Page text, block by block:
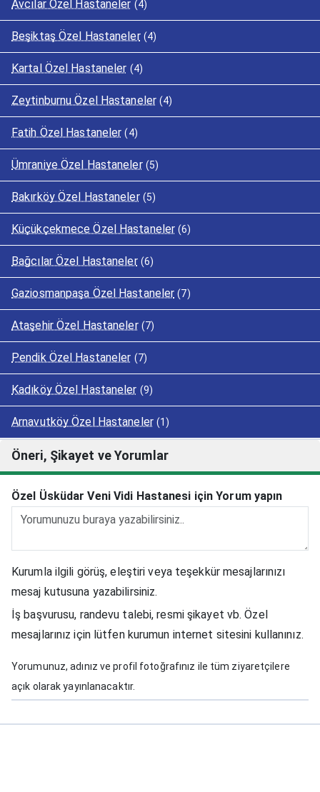
Avcılar Özel Hastaneler (4)
Beşiktaş Özel Hastaneler (4)
Kartal Özel Hastaneler (4)
Zeytinburnu Özel Hastaneler (4)
Fatih Özel Hastaneler (4)
Ümraniye Özel Hastaneler (5)
Bakırköy Özel Hastaneler (5)
Küçükçekmece Özel Hastaneler (6)
Bağcılar Özel Hastaneler (6)
Gaziosmanpaşa Özel Hastaneler (7)
Ataşehir Özel Hastaneler (7)
Pendik Özel Hastaneler (7)
Kadıköy Özel Hastaneler (9)
Arnavutköy Özel Hastaneler (1)
Öneri, Şikayet ve Yorumlar
Özel Üsküdar Veni Vidi Hastanesi için Yorum yapın
Kurumla ilgili görüş, eleştiri veya teşekkür mesajlarınızı
mesaj kutusuna yazabilirsiniz.
İş başvurusu, randevu talebi, resmi şikayet vb. Özel
mesajlarınız için lütfen kurumun internet sitesini kullanınız.
Yorumunuz, adınız ve profil fotoğrafınız ile tüm ziyaretçilere
açık olarak yayınlanacaktır.